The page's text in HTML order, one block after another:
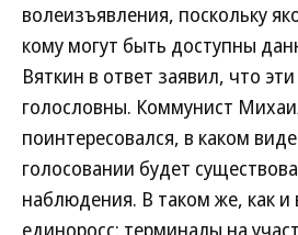
волеизъявления, поскольку
кому могут быть доступны
Вяткин в ответ заявил, что
голословны. Коммунист
поинтересовался, в каком
голосовании будет
наблюдения. В таком же, как и
единоросс: терминалы на